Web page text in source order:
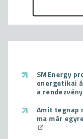
SMEnergy
energetikai
a
Amit tegnap
ma már